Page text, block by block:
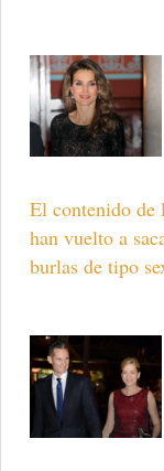
El contenido de
han vuelto a
burlas de tipo